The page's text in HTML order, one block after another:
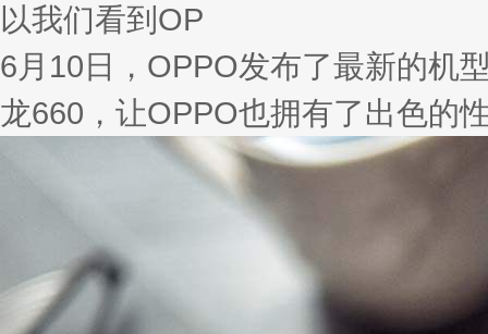
以我们看到OP
6月10日，OPPO发布了最新的机
龙660，让OPPO也拥有了出色的